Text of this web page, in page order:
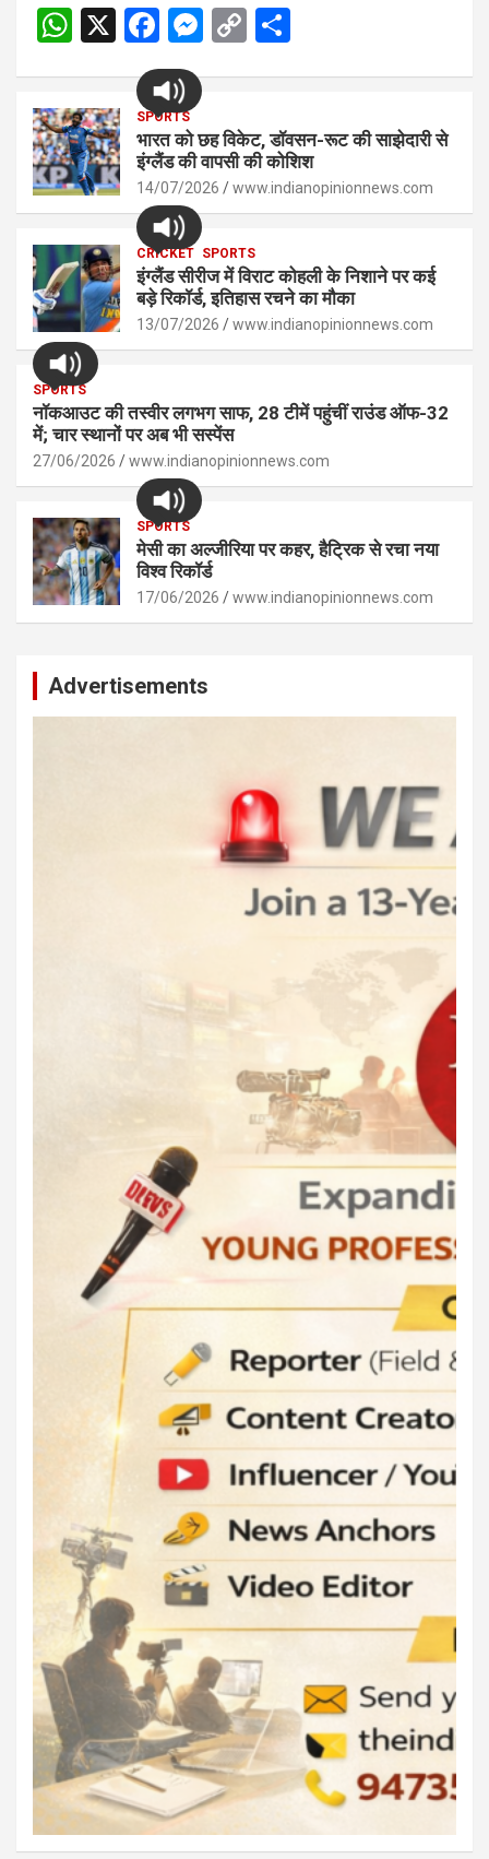
W
s
A
p
p
X
F
a
ce
b
o
o
k
M
n
g
er
C
Li
n
k
e
SPORTS
भारत को छह विकेट, डॉवसन-रूट की साझेदारी से
इंग्लैंड की वापसी की कोशिश
14/07/2026 www.indianopinionnews.com
CRICKET SPORTS
इंग्लैंड सीरीज में विराट कोहली के निशाने पर कई
बड़े रिकॉर्ड, इतिहास रचने का मौका
13/07/2026 www.indianopinionnews.com
SPORTS
नॉकआउट की तस्वीर लगभग साफ, 28 टीमें पहुंचीं राउंड ऑफ-32
में; चार स्थानों पर अब भी सस्पेंस
27/06/2026 www.indianopinionnews.com
SPORTS
मेसी का अल्जीरिया पर कहर, हैट्रिक से रचा नया
विश्व रिकॉर्ड
17/06/2026 www.indianopinionnews.com
Advertisements